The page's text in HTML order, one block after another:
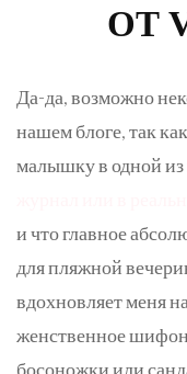
ОТ
Да-да, возможно
нашем блоге, так
малышку в одной из
и что главное
для пляжной
вдохновляет меня
женственное
босоножки или